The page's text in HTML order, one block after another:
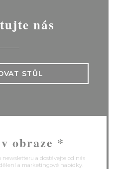
nás
STŮL
obraze *
a dostávejte od nás
a marketingové nabídky.